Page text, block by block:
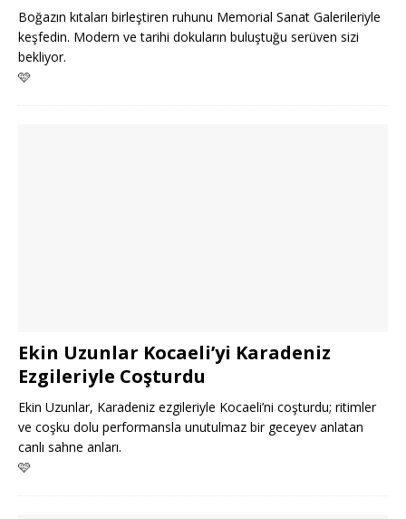
Boğazın kıtaları birleştiren ruhunu Memorial Sanat Galerileriyle
keşfedin. Modern ve tarihi dokuların buluştuğu serüven sizi
bekliyor.
🩷
Ekin Uzunlar Kocaeli’yi Karadeniz
Ezgileriyle Coşturdu
Ekin Uzunlar, Karadeniz ezgileriyle Kocaeli’ni coşturdu; ritimler
ve coşku dolu performansla unutulmaz bir geceyev anlatan
canlı sahne anları.
🩷